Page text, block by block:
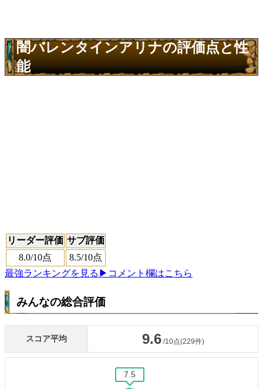
闇バレンタインアリナの評価点と性
能
リーダー評価 サブ評価
8.0/10点 8.5/10点
最強ランキングを見る ▶コメント欄はこちら
みんなの総合評価